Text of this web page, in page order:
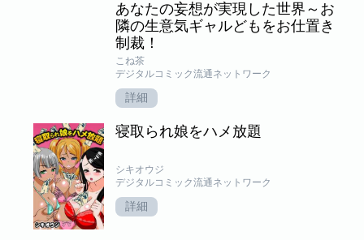
あなたの妄想が実現した世界～お
隣の生意気ギャルどもをお仕置き
制裁！
こね茶
デジタルコミック流通ネットワーク
詳細
寝取られ娘をハメ放題
シキオウジ
デジタルコミック流通ネットワーク
詳細